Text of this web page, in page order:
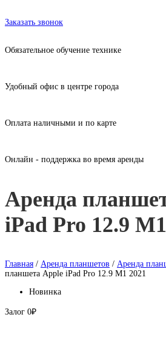
Заказать звонок
Обязательное обучение технике
Удобный офис в центре города
Оплата наличными и по карте
Онлайн - поддержка во время аренды
Аренда
iPad Pro 12.9
Главная / Аренда планшетов / Аренда
планшета Apple iPad Pro 12.9 M1 2021
Новинка
Залог 0₽